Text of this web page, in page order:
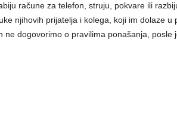
račune za telefon, struju, pokvare ili
njihovih prijatelja i kolega, koji im dolaze u
ne dogovorimo o pravilima ponašanja, posle